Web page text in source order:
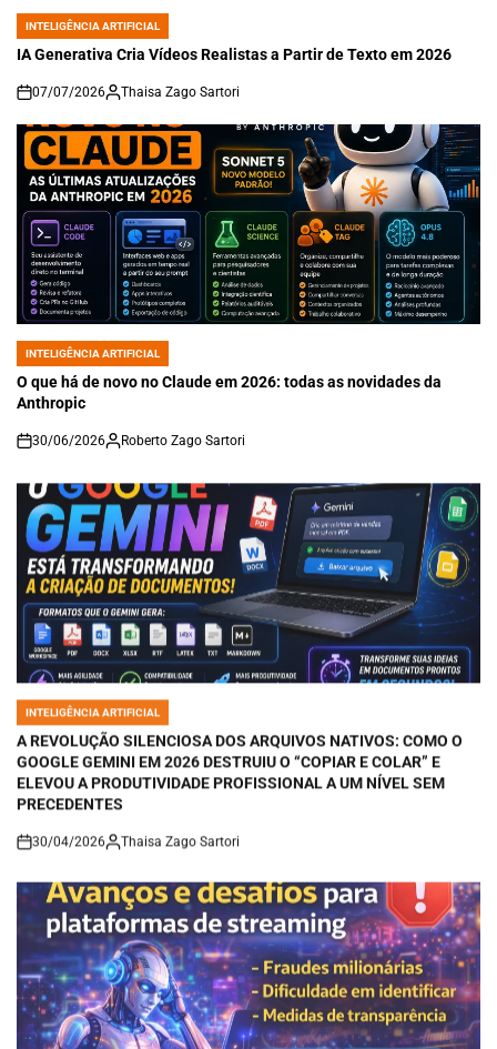
POSTED
IN
INTELIGÊNCIA ARTIFICIAL
IA Generativa Cria Vídeos Realistas a Partir de Texto em 2026
on
07/07/2026 Thaisa Zago Sartori
POSTED
IN
INTELIGÊNCIA ARTIFICIAL
O que há de novo no Claude em 2026: todas as novidades da
Anthropic
on
30/06/2026 Roberto Zago Sartori
POSTED
IN
INTELIGÊNCIA ARTIFICIAL
A REVOLUÇÃO SILENCIOSA DOS ARQUIVOS NATIVOS: COMO O
GOOGLE GEMINI EM 2026 DESTRUIU O “COPIAR E COLAR” E
ELEVOU A PRODUTIVIDADE PROFISSIONAL A UM NÍVEL SEM
PRECEDENTES
on